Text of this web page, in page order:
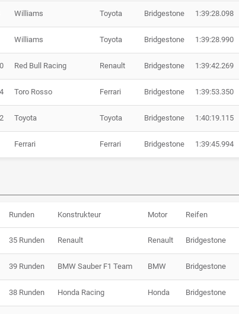
Williams Toyota Bridgestone 1:39:28.098
Williams Toyota Bridgestone 1:39:28.990
Red Bull Racing Renault Bridgestone 1:39:42.269
Toro Rosso Ferrari Bridgestone 1:39:53.350
Toyota Toyota Bridgestone 1:40:19.115
Ferrari Ferrari Bridgestone 1:39:45.994
Runden Konstrukteur Motor Reifen
35 Runden Renault Renault Bridgestone
39 Runden BMW Sauber F1 Team BMW Bridgestone
38 Runden Honda Racing Honda Bridgestone